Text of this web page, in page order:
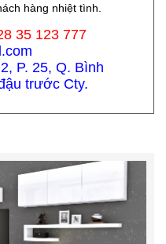
hàng nhiệt tình.
35 123 777
P. 25, Q. Bình
trước Cty.